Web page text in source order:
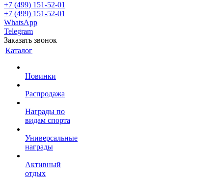
+7 (499) 151-52-01
+7 (499) 151-52-01
WhatsApp
Telegram
Заказать звонок
Каталог
Новинки
Распродажа
Награды по
видам спорта
Универсальные
награды
Активный
отдых